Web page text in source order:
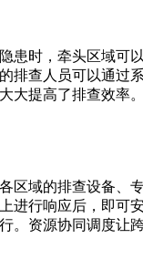
时，牵头区域可
查人员可以通过
提高了排查效率
域的排查设备、
行响应后，即可
。资源协同调度让